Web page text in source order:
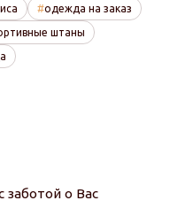
одежда на заказ
штаны
заботой о Вас